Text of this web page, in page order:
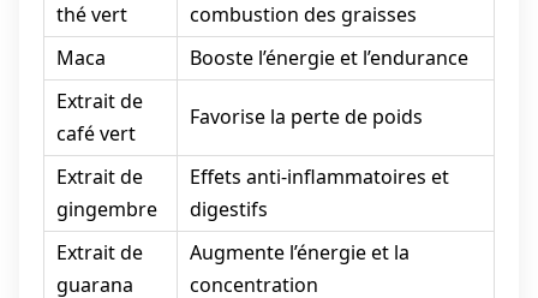
thé vert
combustion des graisses
Maca
Booste l’énergie et l’endurance
Extrait de
café vert
Favorise la perte de poids
Extrait de
gingembre
Effets anti-inflammatoires et
digestifs
Extrait de
guarana
Augmente l’énergie et la
concentration